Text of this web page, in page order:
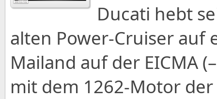
Ducati hebt
alten Power-Cruiser auf
Mailand auf der EICMA
mit dem 1262-Motor